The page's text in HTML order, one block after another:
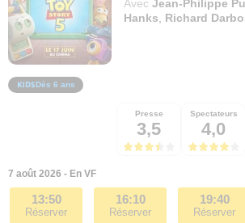
Avec Jean-Philippe
Hanks
Richard
Dès 6 ans
Presse
3,5
Spectateurs
4,0
7 août 2026 - En VF
13:50
Réserver
16:10
Réserver
19:40
Réserver